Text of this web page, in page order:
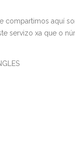
compartimos aquí
servizo xa que o